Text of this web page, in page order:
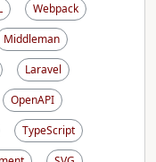
Webpack
Middleman
Laravel
OpenAPI
TypeScript